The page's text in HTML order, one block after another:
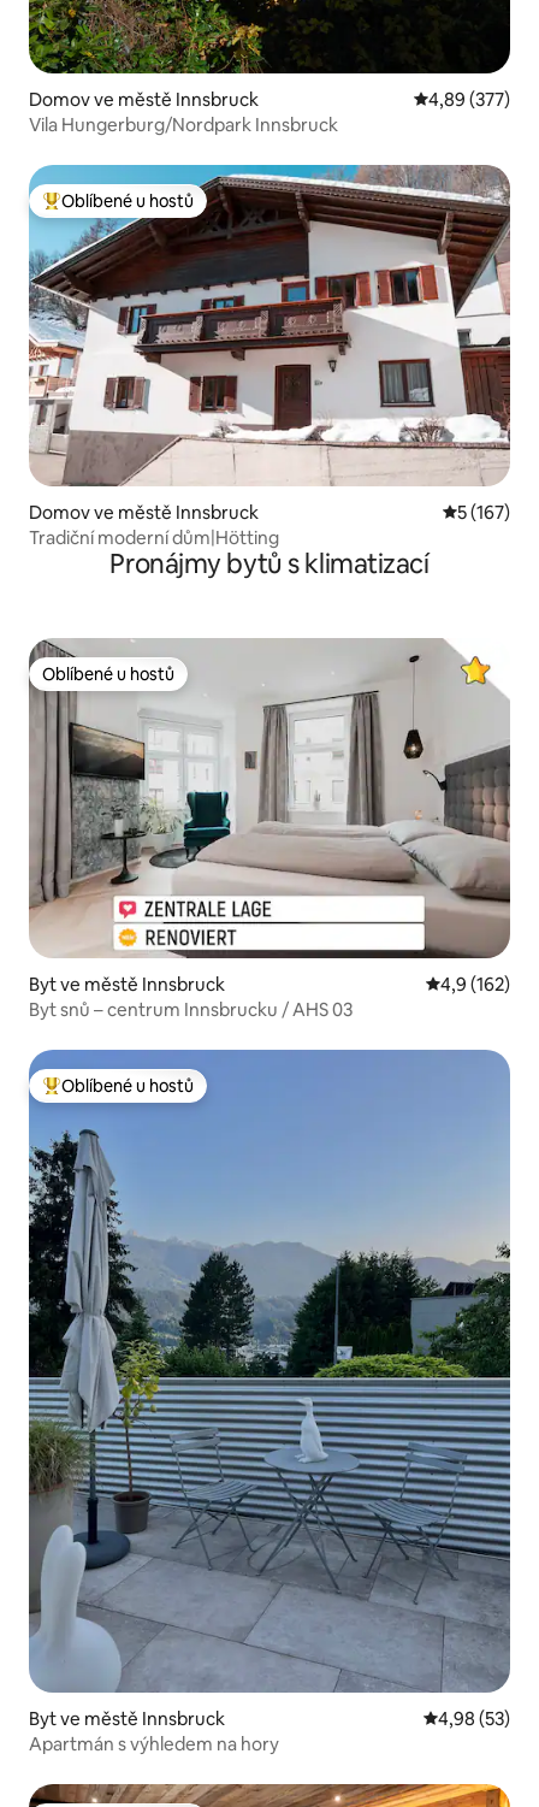
Domov ve městě Innsbruck Průměrné
4,89 (377)
Vila Hungerburg/Nordpark Innsbruck
Nejlepší v kategorii Oblíbené u hostů
Oblíbené u hostů
Domov ve městě Innsbruck Průměrné
5 (167)
Tradiční moderní dům|Hötting
Pronájmy bytů s klimatizací
Oblíbené u hostů
Oblíbené u hostů
Byt ve městě Innsbruck Průměrné
4,9 (162)
Byt snů – centrum Innsbrucku / AHS 03
Nejlepší v kategorii Oblíbené u hostů
Oblíbené u hostů
Byt ve městě Innsbruck Průměrné
4,98 (53)
Apartmán s výhledem na hory